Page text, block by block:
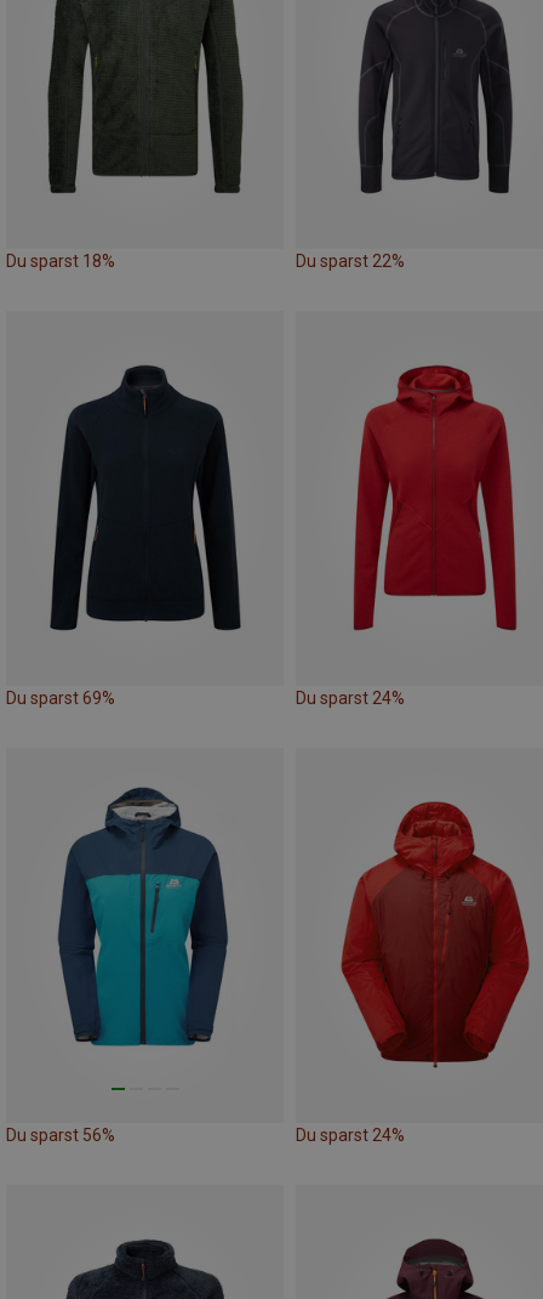
Du sparst 18% Du sparst 22%
Du sparst 69% Du sparst 24%
Du sparst 56% Du sparst 24%